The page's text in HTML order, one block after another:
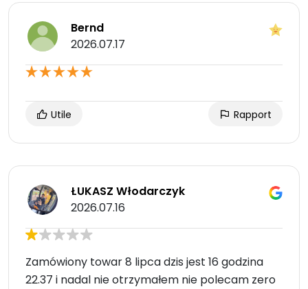
Bernd
2026.07.17
Utile Rapport
ŁUKASZ Włodarczyk
2026.07.16
Zamówiony towar 8 lipca dzis jest 16 godzina
22.37 i nadal nie otrzymałem nie polecam zero